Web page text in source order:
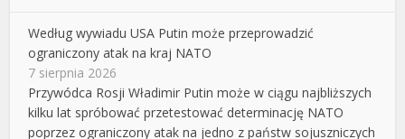
Według wywiadu USA Putin może przeprowadzić
ograniczony atak na kraj NATO
7 sierpnia 2026
Przywódca Rosji Władimir Putin może w ciągu najbliższych
kilku lat spróbować przetestować determinację NATO
poprzez ograniczony atak na jedno z państw sojuszniczych